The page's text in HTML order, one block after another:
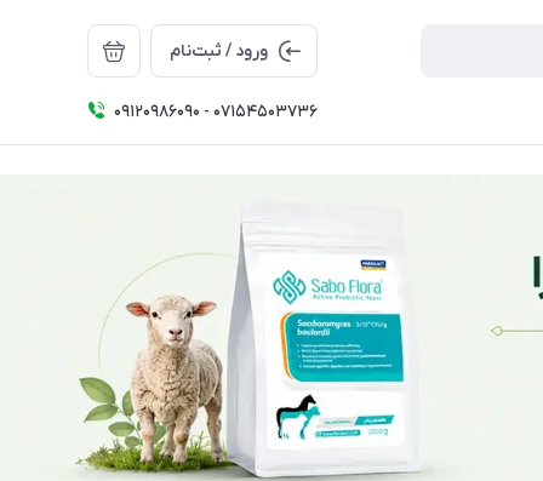
ورود / ثبت‌نام
09120986090 - 07154503736